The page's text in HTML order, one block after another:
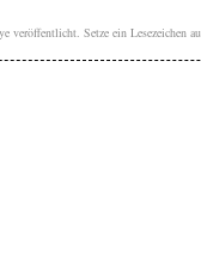
veröffentlicht. Setze ein Lesezeichen